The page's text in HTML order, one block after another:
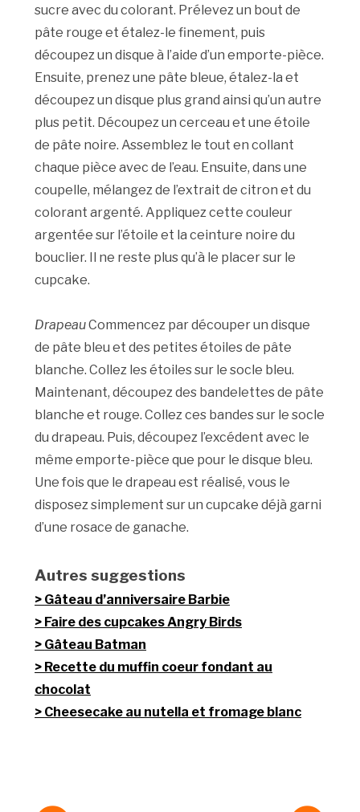
sucre avec du colorant. Prélevez un bout de
pâte rouge et étalez-le finement, puis
découpez un disque à l’aide d’un emporte-pièce.
Ensuite, prenez une pâte bleue, étalez-la et
découpez un disque plus grand ainsi qu’un autre
plus petit. Découpez un cerceau et une étoile
de pâte noire. Assemblez le tout en collant
chaque pièce avec de l’eau. Ensuite, dans une
coupelle, mélangez de l’extrait de citron et du
colorant argenté. Appliquez cette couleur
argentée sur l’étoile et la ceinture noire du
bouclier. Il ne reste plus qu’à le placer sur le
cupcake.
DrapeauCommencez par découper un disque
de pâte bleu et des petites étoiles de pâte
blanche. Collez les étoiles sur le socle bleu.
Maintenant, découpez des bandelettes de pâte
blanche et rouge. Collez ces bandes sur le socle
du drapeau. Puis, découpez l’excédent avec le
même emporte-pièce que pour le disque bleu.
Une fois que le drapeau est réalisé, vous le
disposez simplement sur un cupcake déjà garni
d’une rosace de ganache.
Autres suggestions
Gâteau d’anniversaire Barbie
Faire des cupcakes Angry Birds
Gâteau Batman
Recette du muffin coeur fondant au
chocolat
Cheesecake au nutella et fromage blanc